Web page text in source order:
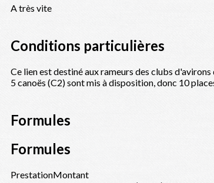
A très vite
Conditions particulières
Ce lien est destiné aux rameurs des clubs
5 canoës (C2) sont mis à disposition, donc 10
Formules
Formules
PrestationMontant